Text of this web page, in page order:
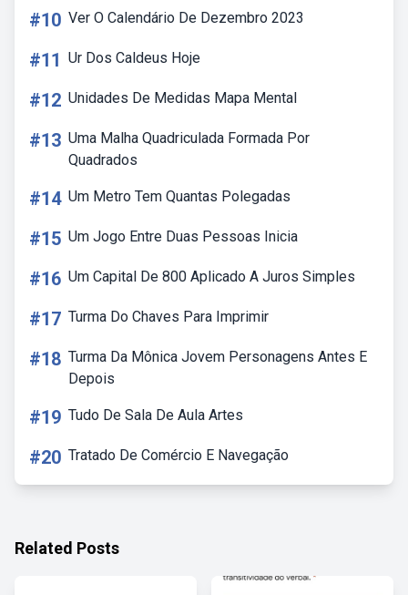
#10 Ver O Calendário De Dezembro 2023
#11 Ur Dos Caldeus Hoje
#12 Unidades De Medidas Mapa Mental
#13 Uma Malha Quadriculada Formada Por
Quadrados
#14 Um Metro Tem Quantas Polegadas
#15 Um Jogo Entre Duas Pessoas Inicia
#16 Um Capital De 800 Aplicado A Juros Simples
#17 Turma Do Chaves Para Imprimir
#18 Turma Da Mônica Jovem Personagens Antes E
Depois
#19 Tudo De Sala De Aula Artes
#20 Tratado De Comércio E Navegação
Related Posts